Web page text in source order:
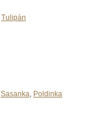
Tulipán
Sasanka, Poldinka